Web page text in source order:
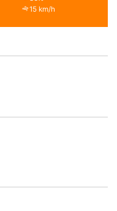
15 km/h